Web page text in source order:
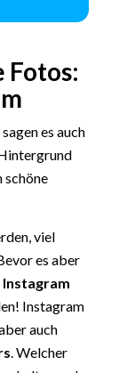
Fotos:
es auch
schöne
viel
es aber
Instagram
auch
. Welcher